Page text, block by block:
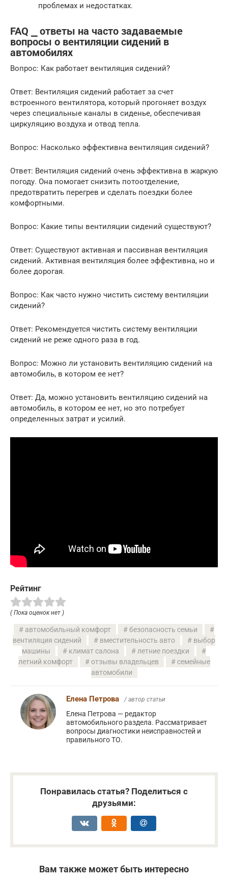
проблемах и недостатках.
FAQ ⎯ ответы на часто задаваемые
вопросы о вентиляции сидений в
автомобилях
Вопрос: Как работает вентиляция сидений?
Ответ: Вентиляция сидений работает за счет
встроенного вентилятора, который прогоняет воздух
через специальные каналы в сиденье, обеспечивая
циркуляцию воздуха и отвод тепла.
Вопрос: Насколько эффективна вентиляция сидений?
Ответ: Вентиляция сидений очень эффективна в жаркую
погоду. Она помогает снизить потоотделение,
предотвратить перегрев и сделать поездки более
комфортными.
Вопрос: Какие типы вентиляции сидений существуют?
Ответ: Существуют активная и пассивная вентиляция
сидений. Активная вентиляция более эффективна, но и
более дорогая.
Вопрос: Как часто нужно чистить систему вентиляции
сидений?
Ответ: Рекомендуется чистить систему вентиляции
сидений не реже одного раза в год.
Вопрос: Можно ли установить вентиляцию сидений на
автомобиль, в котором ее нет?
Ответ: Да, можно установить вентиляцию сидений на
автомобиль, в котором ее нет, но это потребует
определенных затрат и усилий.
Рейтинг
( Пока оценок нет )
автомобильный комфорт
безопасность семьи
вентиляция сидений
вместительность авто
выбор
машины
климат салона
летние поездки
летний комфорт
отзывы владельцев
семейные
автомобили
Елена Петрова / автор статьи
Елена Петрова — редактор
автомобильного раздела. Рассматривает
вопросы диагностики неисправностей и
правильного ТО.
Понравилась статья? Поделиться с
друзьями:
Вам также может быть интересно